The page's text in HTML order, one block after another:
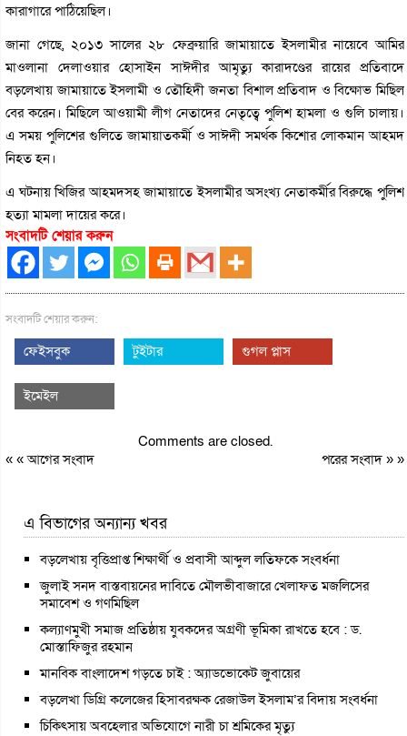
কারাগারে পাঠিয়েছিল।
জানা গেছে, ২০১৩ সালের ২৮ ফেব্রুয়ারি জামায়াতে ইসলামীর নায়েবে আমির
মাওলানা দেলাওয়ার হোসাইন সাঈদীর আমৃত্যু কারাদণ্ডের রায়ের প্রতিবাদে
বড়লেখায় জামায়াতে ইসলামী ও তৌহিদী জনতা বিশাল প্রতিবাদ ও বিক্ষোভ মিছিল
বের করেন। মিছিলে আওয়ামী লীগ নেতাদের নেতৃত্বে পুলিশ হামলা ও গুলি চালায়।
এ সময় পুলিশের গুলিতে জামায়াতকর্মী ও সাঈদী সমর্থক কিশোর লোকমান আহমদ
নিহত হন।
এ ঘটনায় খিজির আহমদসহ জামায়াতে ইসলামীর অসংখ্য নেতাকর্মীর বিরুদ্ধে পুলিশ
হত্যা মামলা দায়ের করে।
সংবাদটি শেয়ার করুন
সংবাদটি শেয়ার করুন:
ফেইসবুক টুইটার গুগল প্লাস
ইমেইল
Comments are closed.
« «আগের সংবাদ পরের সংবাদ» »
এ বিভাগের অন্যান্য খবর
বড়লেখায় বৃত্তিপ্রাপ্ত শিক্ষার্থী ও প্রবাসী আব্দুল লতিফকে সংবর্ধনা
জুলাই সনদ বাস্তবায়নের দাবিতে মৌলভীবাজারে খেলাফত মজলিসের
সমাবেশ ও গণমিছিল
কল্যাণমুখী সমাজ প্রতিষ্ঠায় যুবকদের অগ্রণী ভূমিকা রাখতে হবে : ড.
মোস্তাফিজুর রহমান
মানবিক বাংলাদেশ গড়তে চাই : অ্যাডভোকেট জুবায়ের
বড়লেখা ডিগ্রি কলেজের হিসাবরক্ষক রেজাউল ইসলাম’র বিদায় সংবর্ধনা
চিকিৎসায় অবহেলার অভিযোগে নারী চা শ্রমিকের মৃত্যু